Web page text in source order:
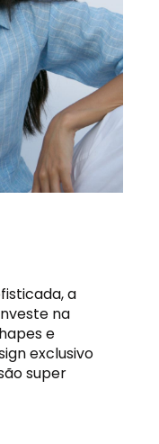
a
na
e
exclusivo
super